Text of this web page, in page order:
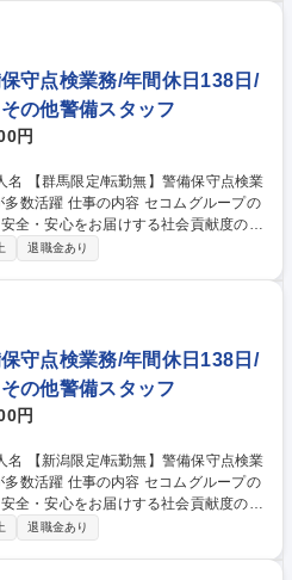
掛ける製品は、世界中のモノづくりを
容》■原材料の調合 ■材料の結晶化 ■
ための分析 ■出荷工程 募集職種
年休125日★半導体の感光材製造メー
守点検業務/年間休日138日/
の他警備スタッフ
円
ムグループの
全・安心をお届けする社会貢献度の高
月間は先輩社員との同行があるため、
よう点検を行います。 将来は適性・ス
営業、技術、事務）や業務役職者への
活躍
退職金あり
守点検業務/年間休日138日/
の他警備スタッフ
円
ムグループの
全・安心をお届けする社会貢献度の高
月間は先輩社員との同行があるため、
退職金あり